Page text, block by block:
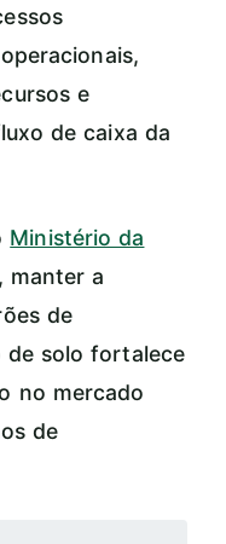
e
de caixa da
Ministério da
, manter a
de
de solo fortalece
no mercado
de